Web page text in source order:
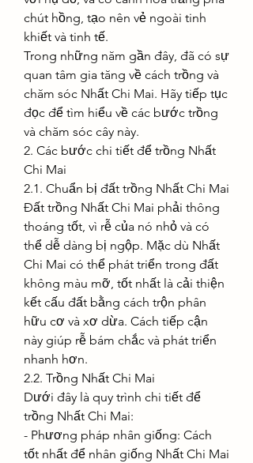
chút hồng, tạo nên vẻ ngoài tinh
khiết và tinh tế.
Trong những năm gần đây, đã có sự
quan tâm gia tăng về cách trồng và
chăm sóc Nhất Chi Mai. Hãy tiếp tục
đọc để tìm hiểu về các bước trồng
và chăm sóc cây này.
2. Các bước chi tiết để trồng Nhất
Chi Mai
2.1. Chuẩn bị đất trồng Nhất Chi Mai
Đất trồng Nhất Chi Mai phải thông
thoáng tốt, vì rễ của nó nhỏ và có
thể dễ dàng bị ngộp. Mặc dù Nhất
Chi Mai có thể phát triển trong đất
không màu mỡ, tốt nhất là cải thiện
kết cấu đất bằng cách trộn phân
hữu cơ và xơ dừa. Cách tiếp cận
này giúp rễ bám chắc và phát triển
nhanh hơn.
2.2. Trồng Nhất Chi Mai
Dưới đây là quy trình chi tiết để
trồng Nhất Chi Mai:
- Phương pháp nhân giống: Cách
tốt nhất để nhân giống Nhất Chi Mai